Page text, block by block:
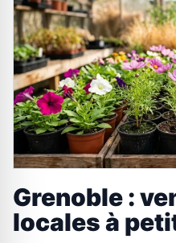
Grenoble :
locales à